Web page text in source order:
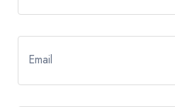
Email